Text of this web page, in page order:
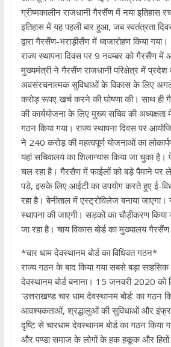
ग्रीष्मकालीन राजधानी गैरसैंण में नया इतिहास
इतिहास में यह पहली बार हुआ, जब स्वतंत्रता
द्वारा गैरसैंण-भराड़ीसैंण में ध्वजारोहण किया गया।
राज्य स्थापना दिवस पर 9 नवम्बर को गैरसैंण में
मुख्यमंत्री ने गैरसैंण राजधानी परिक्षेत्र में
अवसंरचनात्मक सुविधाओं के विकास के लिए
करोड़ रूपए खर्च करने की घोषणा की। साथ ही
की कार्ययोजना के लिए मुख्य सचिव की अध्यक्षता
गठन किया गया। राज्य स्थापना दिवस पर
ने 240 करोड़ की महत्वपूर्ण योजनाओं का
यहां सचिवालय का शिलान्यास किया जा चुका
चल रहा है। गैरसैण में फाईलों को बड़े पैमाने पर
पड़े, इसके लिए आईटी का उपयोग करते हुए ई-
रहा है। बेनीताल में एस्ट्रोविलेज बनाया
स्थापना की जाएगी। सड़कों का चौड़ीकरण किया
जा रहा है। चाय विकास बोर्ड का मुख्यालय गैरसैंण
*चार धाम देवस्थानम बोर्ड का विधिवत गठन*
राज्य गठन के बाद किया गया सबसे बड़ा
देवस्थानम बोर्ड बनाना। 15 जनवरी 2020 को
‘उत्तराखण्ड चार धाम देवस्थानम बोर्ड’ का गठन
आवश्यकताओं, श्रद्धालुओं की सुविधाओं और
दृष्टि से चारधाम देवस्थानम बोर्ड का गठन किया
और पण्डा समाज के लोगों के हक हकूक और हितों